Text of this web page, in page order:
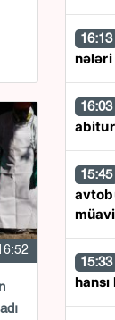
16:13
nələri
16:03
15:45
15:33